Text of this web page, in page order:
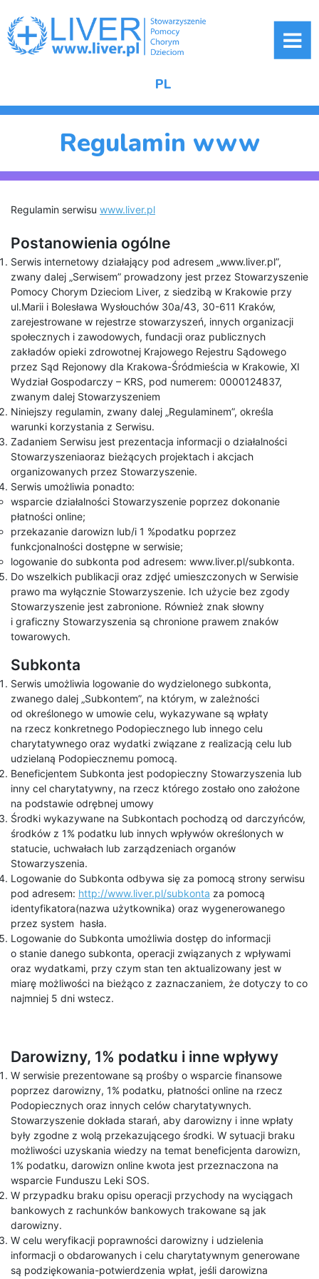
PL
Regulamin www
Regulamin serwisu www.liver.pl
Postanowienia ogólne
Serwis internetowy działający pod adresem „www.liver.pl”,
zwany dalej „Serwisem” prowadzony jest przez Stowarzyszenie
Pomocy Chorym Dzieciom Liver, z siedzibą w Krakowie przy
ul.Marii i Bolesława Wysłouchów 30a/43, 30-611 Kraków,
zarejestrowane w rejestrze stowarzyszeń, innych organizacji
społecznych i zawodowych, fundacji oraz publicznych
zakładów opieki zdrowotnej Krajowego Rejestru Sądowego
przez Sąd Rejonowy dla Krakowa-Śródmieścia w Krakowie, XI
Wydział Gospodarczy – KRS, pod numerem: 0000124837,
zwanym dalej Stowarzyszeniem
Niniejszy regulamin, zwany dalej „Regulaminem”, określa
warunki korzystania z Serwisu.
Zadaniem Serwisu jest prezentacja informacji o działalności
Stowarzyszeniaoraz bieżących projektach i akcjach
organizowanych przez Stowarzyszenie.
Serwis umożliwia ponadto:
wsparcie działalności Stowarzyszenie poprzez dokonanie
płatności online;
przekazanie darowizn lub/i 1 %podatku poprzez
funkcjonalności dostępne w serwisie;
logowanie do subkonta pod adresem: www.liver.pl/subkonta.
Do wszelkich publikacji oraz zdjęć umieszczonych w Serwisie
prawo ma wyłącznie Stowarzyszenie. Ich użycie bez zgody
Stowarzyszenie jest zabronione. Również znak słowny
i graficzny Stowarzyszenia są chronione prawem znaków
towarowych.
Subkonta
Serwis umożliwia logowanie do wydzielonego subkonta,
zwanego dalej „Subkontem”, na którym, w zależności
od określonego w umowie celu, wykazywane są wpłaty
na rzecz konkretnego Podopiecznego lub innego celu
charytatywnego oraz wydatki związane z realizacją celu lub
udzielaną Podopiecznemu pomocą.
Beneficjentem Subkonta jest podopieczny Stowarzyszenia lub
inny cel charytatywny, na rzecz którego zostało ono założone
na podstawie odrębnej umowy
Środki wykazywane na Subkontach pochodzą od darczyńców,
środków z 1% podatku lub innych wpływów określonych w
statucie, uchwałach lub zarządzeniach organów
Stowarzyszenia.
Logowanie do Subkonta odbywa się za pomocą strony serwisu
pod adresem: http://www.liver.pl/subkonta za pomocą
identyfikatora(nazwa użytkownika) oraz wygenerowanego
przez system hasła.
Logowanie do Subkonta umożliwia dostęp do informacji
o stanie danego subkonta, operacji związanych z wpływami
oraz wydatkami, przy czym stan ten aktualizowany jest w
miarę możliwości na bieżąco z zaznaczaniem, że dotyczy to co
najmniej 5 dni wstecz.
Darowizny, 1% podatku i inne wpływy
W serwisie prezentowane są prośby o wsparcie finansowe
poprzez darowizny, 1% podatku, płatności online na rzecz
Podopiecznych oraz innych celów charytatywnych.
Stowarzyszenie dokłada starań, aby darowizny i inne wpłaty
były zgodne z wolą przekazującego środki. W sytuacji braku
możliwości uzyskania wiedzy na temat beneficjenta darowizn,
1% podatku, darowizn online kwota jest przeznaczona na
wsparcie Funduszu Leki SOS.
W przypadku braku opisu operacji przychody na wyciągach
bankowych z rachunków bankowych trakowane są jak
darowizny.
W celu weryfikacji poprawności darowizny i udzielenia
informacji o obdarowanych i celu charytatywnym generowane
są podziękowania-potwierdzenia wpłat, jeśli darowizna